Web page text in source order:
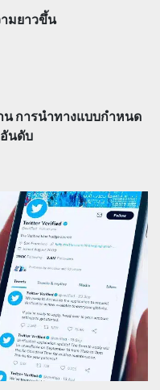
มยาวขึ้น
น การนำทางแบบกำหนด
นดับ